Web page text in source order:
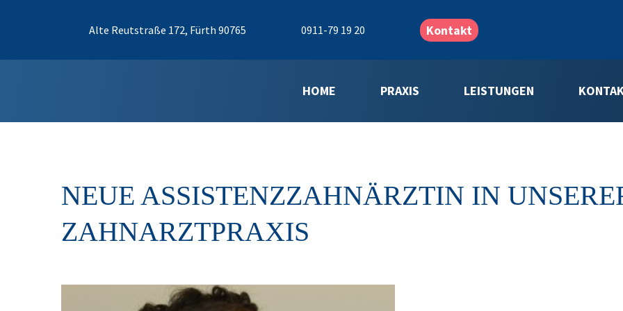
Alte Reutstraße 172, Fürth 90765 0911-79 19 20 Kontakt
HOME PRAXIS LEISTUNGEN
NEUE ASSISTENZZAHNÄRZTIN IN
ZAHNARZTPRAXIS